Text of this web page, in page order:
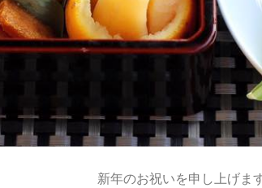
新年のお祝いを申し上げま